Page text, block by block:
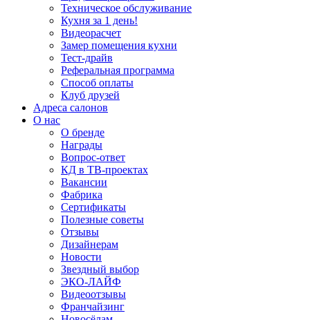
Техническое обслуживание
Кухня за 1 день!
Видеорасчет
Замер помещения кухни
Тест-драйв
Реферальная программа
Способ оплаты
Клуб друзей
Адреса салонов
О нас
О бренде
Награды
Вопрос-ответ
КД в ТВ-проектах
Вакансии
Фабрика
Сертификаты
Полезные советы
Отзывы
Дизайнерам
Новости
Звездный выбор
ЭКО-ЛАЙФ
Видеоотзывы
Франчайзинг